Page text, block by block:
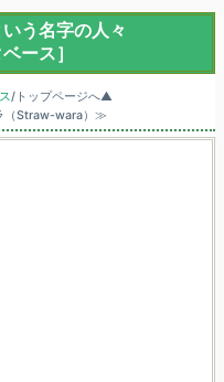
う名字の人々
ース］
/トップページへ▲
（Straw-wara）≫